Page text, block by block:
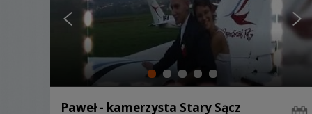
Paweł - kamerzysta Stary Sącz